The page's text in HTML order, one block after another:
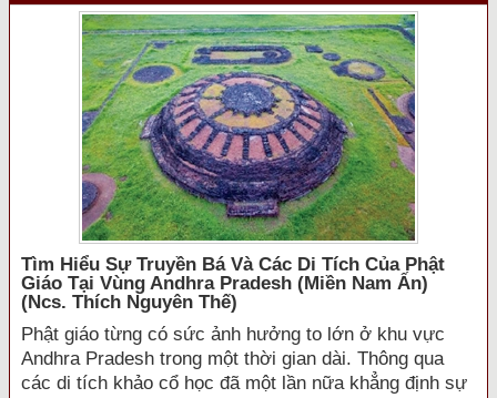
Tìm Hiểu Sự Truyền Bá Và Các Di Tích Của Phật
Giáo Tại Vùng Andhra Pradesh (miền Nam Ấn)
(ncs. Thích Nguyên Thế)
Phật giáo từng có sức ảnh hưởng to lớn ở khu vực
Andhra Pradesh trong một thời gian dài. Thông qua
các di tích khảo cổ học đã một lần nữa khẳng định sự